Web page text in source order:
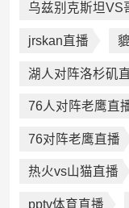
乌兹别克斯坦VS
jrskan直播
湖人对阵洛杉矶
76人对阵老鹰直
76对阵老鹰直播
热火vs山猫直播
pptv体育直播